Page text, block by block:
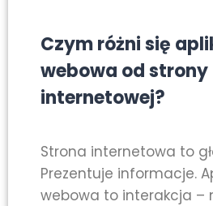
Czym różni się
webowa od strony
internetowej?
Strona internetowa to
Prezentuje informacje.
webowa to interakcja –